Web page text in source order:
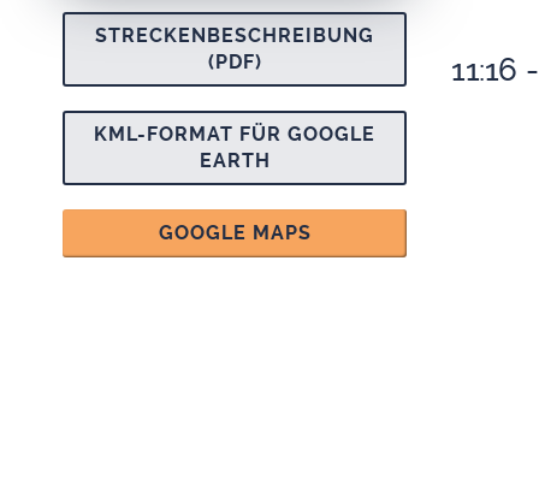
STRE­CKEN­BE­SCHREI­BUNG
(PDF)
KML-FOR­MAT FÜR GOOG­LE
EARTH
GOOGLE MAPS
11:16